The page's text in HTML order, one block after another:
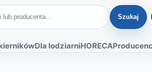
Szukaj
Dla lodziarniHORECA